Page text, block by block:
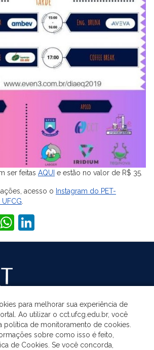
ser feitas AQUI e estão no valor de R$ 35.
acesso o Instagram do PET-
WhatsApp
para melhorar sua experiência de
Ao utilizar o cct.ufcg.edu.br, você
política de monitoramento de cookies.
sobre como isso é feito,
de Cookies. Se você concorda,